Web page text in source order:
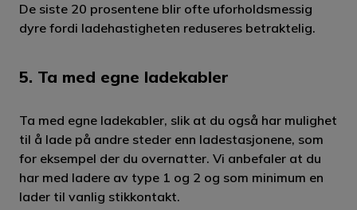
De siste 20 prosentene blir ofte uforholdsmessig
dyre fordi ladehastigheten reduseres betraktelig.
5. Ta med egne ladekabler
Ta med egne ladekabler, slik at du også har mulighet
til å lade på andre steder enn ladestasjonene, som
for eksempel der du overnatter. Vi anbefaler at du
har med ladere av type 1 og 2 og som minimum en
lader til vanlig stikkontakt.